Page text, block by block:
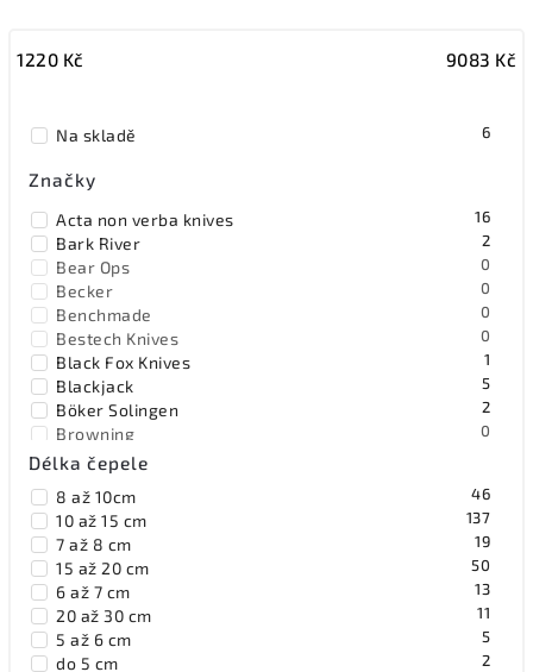
Nejdražší
Abecedně
1220 Kč 9083 Kč
Na skladě 6
Značky
Acta non verba knives 16
Bark River 2
Bear Ops 0
Becker 0
Benchmade 0
Bestech Knives 0
Black Fox Knives 1
Blackjack 5
Böker Solingen 2
Browning 0
Buck
Cold Steel 0
Condor 4
CRKT 2
Damascus 0
DPx Gear 0
Elk Ridge 0
ESEE 90
Délka čepele
8 až 10cm 46
10 až 15 cm 137
7 až 8 cm 19
15 až 20 cm 50
6 až 7 cm 13
20 až 30 cm 11
5 až 6 cm 5
do 5 cm 2